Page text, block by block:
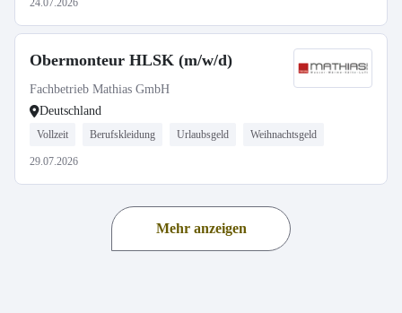
24.07.2026
Obermonteur HLSK (m/w/d)
Fachbetrieb Mathias GmbH
Deutschland
Vollzeit Berufskleidung Urlaubsgeld Weihnachtsgeld
29.07.2026
Mehr anzeigen